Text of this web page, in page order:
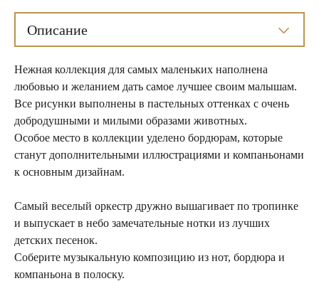
Описание
Нежная коллекция для самых маленьких наполнена
любовью и желанием дать самое лучшее своим малышам.
Все рисунки выполнены в пастельных оттенках с очень
добродушными и милыми образами животных.
Особое место в коллекции уделено бордюрам, которые
станут дополнительными иллюстрациями и компаньонами
к основным дизайнам.
Самый веселый оркестр дружно вышагивает по тропинке
и выпускает в небо замечательные нотки из лучших
детских песенок.
Соберите музыкальную композицию из нот, бордюра и
компаньона в полоску.